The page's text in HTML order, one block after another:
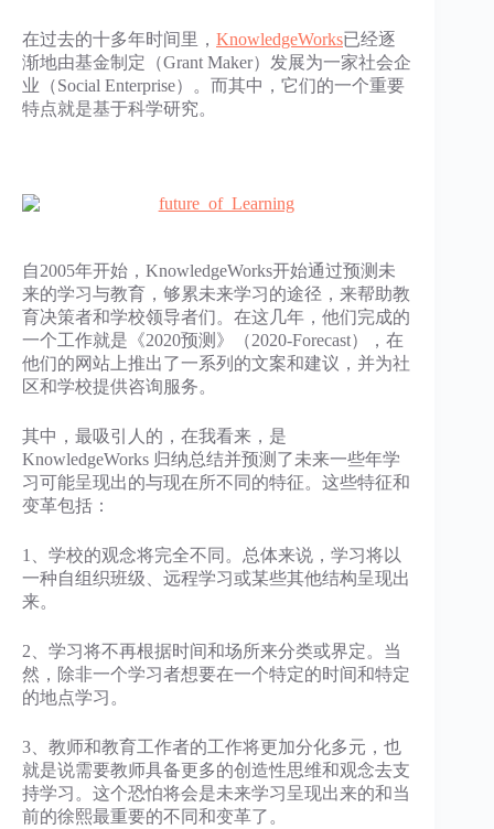
在过去的十多年时间里， KnowledgeWorks已经逐
渐地由基金制定（Grant Maker）发展为一家社会企
业（Social Enterprise）。而其中，它们的一个重要
特点就是基于科学研究。
自2005年开始，KnowledgeWorks开始通过预测未
来的学习与教育，够累未来学习的途径，来帮助教
育决策者和学校领导者们。在这几年，他们完成的
一个工作就是《2020预测》（2020-Forecast），在
他们的网站上推出了一系列的文案和建议，并为社
区和学校提供咨询服务。
其中，最吸引人的，在我看来，是
KnowledgeWorks 归纳总结并预测了未来一些年学
习可能呈现出的与现在所不同的特征。这些特征和
变革包括：
1、学校的观念将完全不同。总体来说，学习将以
一种自组织班级、远程学习或某些其他结构呈现出
来。
2、学习将不再根据时间和场所来分类或界定。当
然，除非一个学习者想要在一个特定的时间和特定
的地点学习。
3、教师和教育工作者的工作将更加分化多元，也
就是说需要教师具备更多的创造性思维和观念去支
持学习。这个恐怕将会是未来学习呈现出来的和当
前的徐熙最重要的不同和变革了。